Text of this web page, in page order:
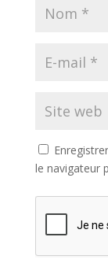
le navigateur